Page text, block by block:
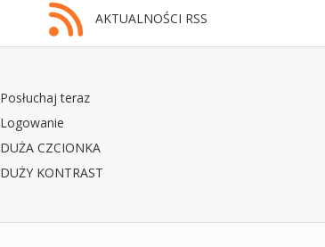
AKTUALNOŚCI RSS
Posłuchaj teraz
Logowanie
DUŻA CZCIONKA
DUŻY KONTRAST